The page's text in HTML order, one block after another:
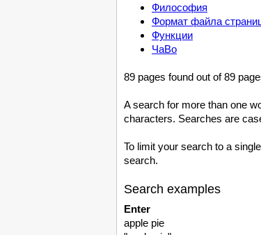
Философия
Формат файла
Функции
ЧаВо
89 pages found out of 89
A search for more than one
characters. Searches are
To limit your search to a
search.
Search examples
Enter
apple pie